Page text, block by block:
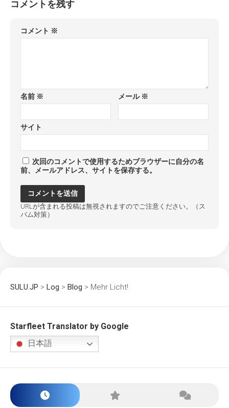
コメントを残す
コメント ※
名前 ※ メール ※
サイト
次回のコメントで使用するためブラウザーに自分の名
前、メールアドレス、サイトを保存する。
URLが含まれる投稿は無視されますのでご注意ください。（ス
パム対策）
SULU.JP > Log > Blog > Mehr Licht!
Starfleet Translator by Google
日本語